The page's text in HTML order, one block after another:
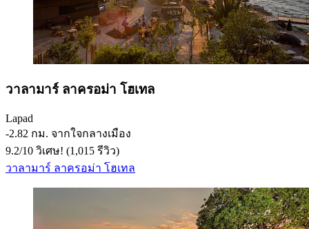
วาลามาร์ ลาครอม่า โฮเทล
Lapad
‐2.82 กม. จากใจกลางเมือง
9.2/10 วิเศษ! (1,015 รีวิว)
วาลามาร์ ลาครอม่า โฮเทล